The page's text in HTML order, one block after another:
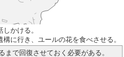
かける。
に行き、ユールの花を食べさせる。
まで回復させておく必要がある。